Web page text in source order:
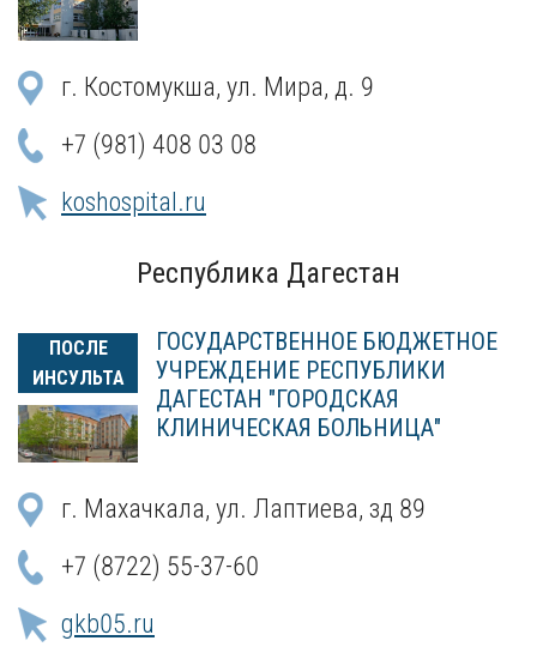
г. Костомукша, ул. Мира, д. 9
+7 (981) 408 03 08
koshospital.ru
Республика Дагестан
ПОСЛЕ
ИНСУЛЬТА
ГОСУДАРСТВЕННОЕ БЮДЖЕТНОЕ
УЧРЕЖДЕНИЕ РЕСПУБЛИКИ
ДАГЕСТАН "ГОРОДСКАЯ
КЛИНИЧЕСКАЯ БОЛЬНИЦА"
г. Махачкала, ул. Лаптиева, зд 89
+7 (8722) 55-37-60
gkb05.ru